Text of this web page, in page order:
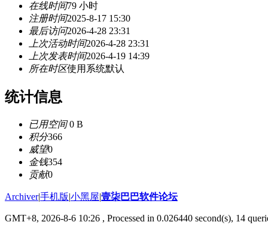
在线时间79 小时
注册时间2025-8-17 15:30
最后访问2026-4-28 23:31
上次活动时间2026-4-28 23:31
上次发表时间2026-4-19 14:39
所在时区使用系统默认
统计信息
已用空间0 B
积分366
威望0
金钱354
贡献0
Archiver|手机版|小黑屋|壹柒巴巴软件论坛
GMT+8, 2026-8-6 10:26 , Processed in 0.026440 second(s), 14